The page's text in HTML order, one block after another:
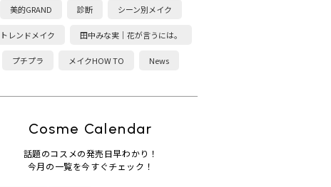
美的GRAND 診断 シーン別メイク
トレンドメイク 田中みな実｜花が言うには。
プチプラ メイクHOW TO News
Cosme Calendar
話題のコスメの発売日早わかり！
今月の一覧を今すぐチェック！